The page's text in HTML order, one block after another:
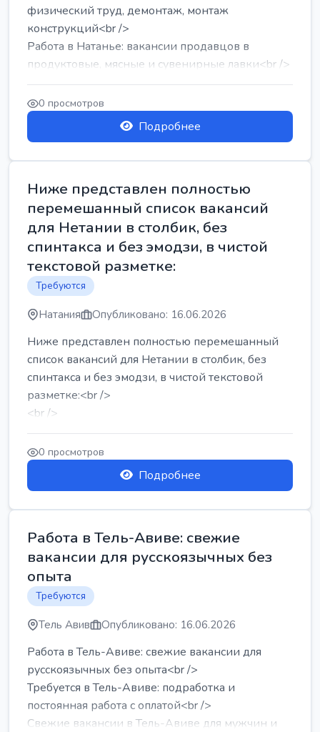
физический труд, демонтаж, монтаж
конструкций<br />
Работа в Натанье: вакансии продавцов в
продуктовые, мясные и сувенирные лавки<br />
Разнорабочий на сборку м...
0 просмотров
Подробнее
Ниже представлен полностью
перемешанный список вакансий
для Нетании в столбик, без
спинтакса и без эмодзи, в чистой
текстовой разметке:
Требуются
Натания Опубликовано: 16.06.2026
Ниже представлен полностью перемешанный
список вакансий для Нетании в столбик, без
спинтакса и без эмодзи, в чистой текстовой
разметке:<br />
<br />
Работа в Нетании на мебельном производстве:
требу...
0 просмотров
Подробнее
Работа в Тель-Авиве: свежие
вакансии для русскоязычных без
опыта
Требуются
Тель Авив Опубликовано: 16.06.2026
Работа в Тель-Авиве: свежие вакансии для
русскоязычных без опыта<br />
Требуется в Тель-Авиве: подработка и
постоянная работа с оплатой<br />
Свежие вакансии в Тель-Авиве для мужчин и